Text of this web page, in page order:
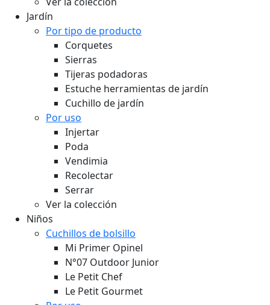
Jardín
Por tipo de producto
Corquetes
Sierras
Tijeras podadoras
Estuche herramientas de jardín
Cuchillo de jardín
Por uso
Injertar
Poda
Vendimia
Recolectar
Serrar
Ver la colección
Niños
Cuchillos de bolsillo
Mi Primer Opinel
N°07 Outdoor Junior
Le Petit Chef
Le Petit Gourmet